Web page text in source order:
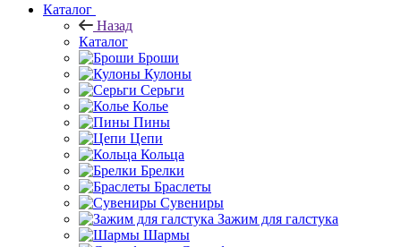
Каталог
Назад
Каталог
Броши
Кулоны
Серьги
Колье
Пины
Цепи
Кольца
Брелки
Браслеты
Сувениры
Зажим для галстука
Шармы